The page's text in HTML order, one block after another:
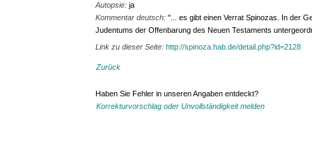
Autopsie:ja
Kommentar deutsch:"... es gibt einen Verrat Spinozas. In der
Judentums der Offenbarung des Neuen Testaments
Link zu dieser Seite:http://spinoza.hab.de/detail.php?id=2128
Zurück
Haben Sie Fehler in unseren Angaben entdeckt?
Korrekturvorschlag oder Unvollständigkeit melden